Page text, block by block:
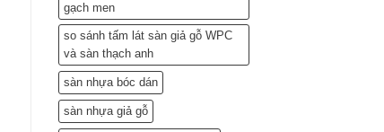
gạch men
so sánh tấm lát sàn giả gỗ WPC
và sàn thạch anh
sàn nhựa bóc dán
sàn nhựa giả gỗ